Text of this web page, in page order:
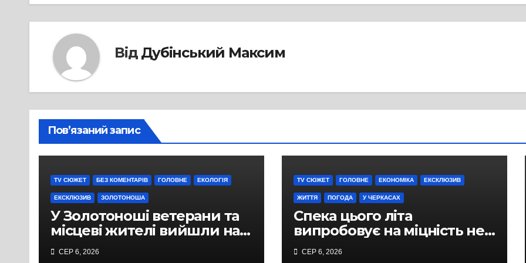
Від Дубінський Максим
Пов’язаний запис
TV СЮЖЕТ БЕЗ КОМЕНТАРІВ ГОЛОВНЕ ЕКОЛОГІЯ
ЕКСКЛЮЗИВ ЗОЛОТОНОША
У Золотоноші ветерани та
місцеві жителі вийшли на
протест до стін
СЕР 6, 2026
TV СЮЖЕТ ГОЛОВНЕ ЕКОНОМІКА ЕКСКЛЮЗИВ
ЖИТТЯ ПОГОДА У ЧЕРКАСАХ
Спека цього літа
випробовує на міцність не
лише людей, а й дороги
СЕР 6, 2026